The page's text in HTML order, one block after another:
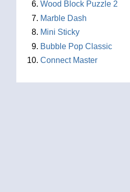
Wood Block Puzzle 2
Marble Dash
Mini Sticky
Bubble Pop Classic
Connect Master